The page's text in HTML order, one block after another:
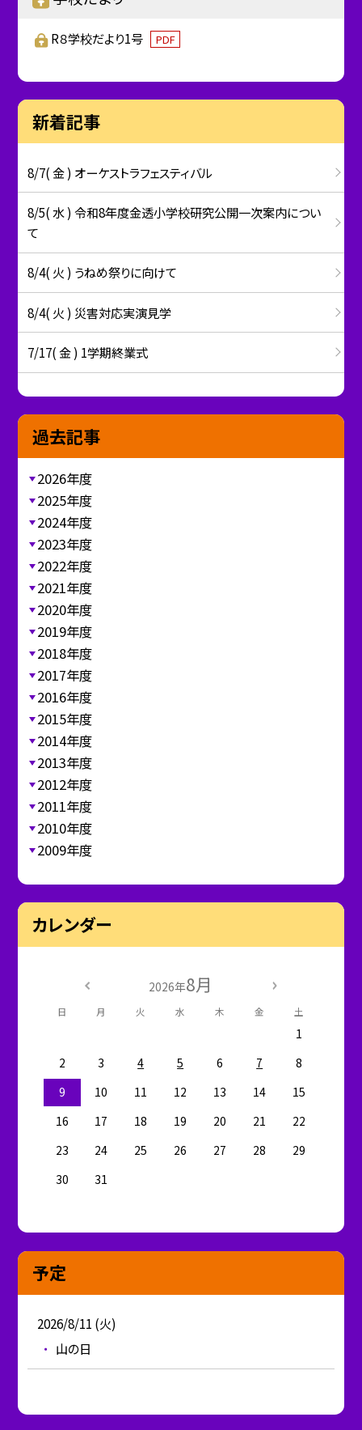
R８学校だより1号 PDF
新着記事
8/7( 金 ) オーケストラフェスティバル
8/5( 水 ) 令和8年度金透小学校研究公開一次案内につい
て
8/4( 火 ) うねめ祭りに向けて
8/4( 火 ) 災害対応実演見学
7/17( 金 ) 1学期終業式
過去記事
2026年度
2025年度
2024年度
2023年度
2022年度
2021年度
2020年度
2019年度
2018年度
2017年度
2016年度
2015年度
2014年度
2013年度
2012年度
2011年度
2010年度
2009年度
カレンダー
2026年8月
日 月 火 水 木 金 土
1
2
3 4 5 6 7
8
9
10 11 12 13 14
15
16
17 18 19 20 21
22
23
24 25 26 27 28
29
30
31
予定
2026/8/11 (火)
山の日